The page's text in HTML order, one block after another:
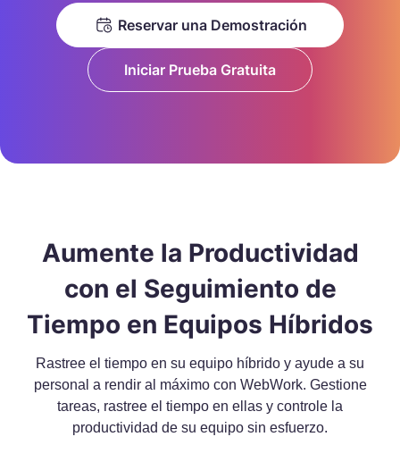
Reservar una Demostración
Iniciar Prueba Gratuita
Aumente la Productividad
con el Seguimiento de
Tiempo en Equipos Híbridos
Rastree el tiempo en su equipo híbrido y ayude a su
personal a rendir al máximo con WebWork. Gestione
tareas, rastree el tiempo en ellas y controle la
productividad de su equipo sin esfuerzo.